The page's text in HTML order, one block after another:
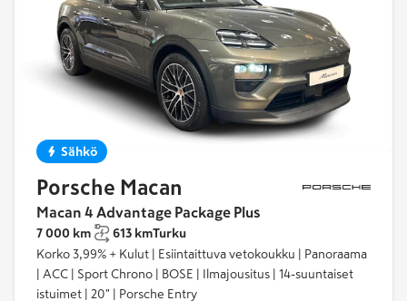
Sähkö
Porsche Macan
Macan 4 Advantage Package Plus
7 000 km 613 kmTurku
Korko 3,99% + Kulut | Esiintaittuva vetokoukku | Panoraama
| ACC | Sport Chrono | BOSE | Ilmajousitus | 14-suuntaiset
istuimet | 20" | Porsche Entry